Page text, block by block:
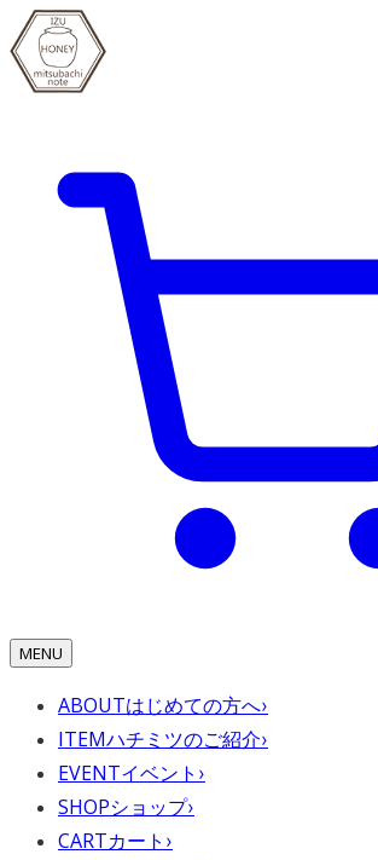
MENU
ABOUTはじめての方へ›
ITEMハチミツのご紹介›
EVENTイベント ›
SHOPショップ›
CARTカート ›